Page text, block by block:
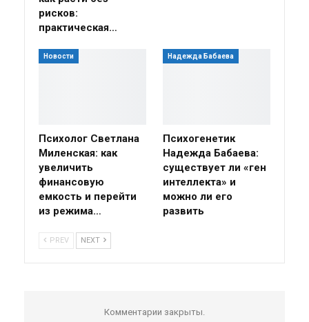
рисков:
практическая…
Новости
Психолог Светлана
Миленская: как
увеличить
финансовую
емкость и перейти
из режима…
Надежда Бабаева
Психогенетик
Надежда Бабаева:
существует ли «ген
интеллекта» и
можно ли его
развить
PREV NEXT
Комментарии закрыты.